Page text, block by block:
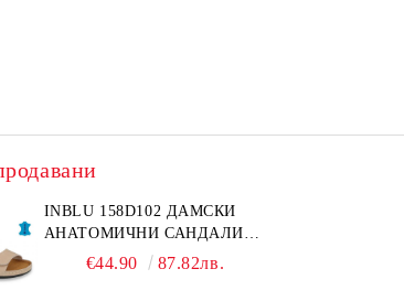
INBLU 158D102 ДАМСКИ
АНАТОМИЧНИ САНДАЛИ
ОТ ЕСТЕСТВЕНА КОЖА,
€44.90 87.82лв.